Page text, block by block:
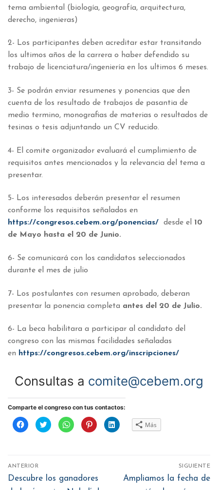
tema ambiental (biología, geografía, arquitectura,
derecho, ingenieras)
2- Los participantes deben acreditar estar transitando
los ultimos años de la carrera o haber defendido su
trabajo de licenciatura/ingeniería en los ultimos 6 meses.
3- Se podrán enviar resumenes y ponencias que den
cuenta de los resultado de trabajos de pasantia de
medio termino, monografias de materias o resultados de
tesinas o tesis adjuntando un CV reducido.
4- El comite organizador evaluará el cumplimiento de
requisitos antes mencionados y la relevancia del tema a
presentar.
5- Los interesados deberán presentar el resumen
conforme los requisitos señalados en
https://congresos.cebem.org/ponencias/ desde el 10
de Mayo hasta el 20 de Junio.
6- Se comunicará con los candidatos seleccionados
durante el mes de julio
7- Los postulantes con resumen aprobado, deberan
presentar la ponencia completa antes del 20 de Julio.
6- La beca habilitara a participar al candidato del
congreso con las mismas facilidades señaladas
en https://congresos.cebem.org/inscripciones/
Consultas a comite@cebem.org
Comparte el congreso con tus contactos:
Haz
clic
abre
en
una
ventana
nueva)
Haz
clic
una
ventana
nueva)
Haz
clic
una
ventana
nueva)
Haz
clic
una
ventana
nueva)
Haz
clic
una
ventana
Más
Navegación
de
ANTERIOR
Entrada
Descubre los ganadores
SIGUIENTE
Entrada
Ampliamos la fecha de